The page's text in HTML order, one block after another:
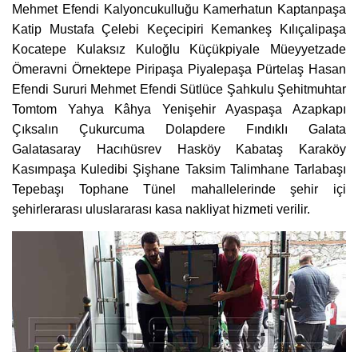
Mehmet Efendi Kalyoncukulluğu Kamerhatun Kaptanpaşa
Katip Mustafa Çelebi Keçecipiri Kemankeş Kılıçalipaşa
Kocatepe Kulaksız Kuloğlu Küçükpiyale Müeyyetzade
Ömeravni Örnektepe Piripaşa Piyalepaşa Pürtelaş Hasan
Efendi Sururi Mehmet Efendi Sütlüce Şahkulu Şehitmuhtar
Tomtom Yahya Kâhya Yenişehir Ayaspaşa Azapkapı
Çıksalın Çukurcuma Dolapdere Fındıklı Galata
Galatasaray Hacıhüsrev Hasköy Kabataş Karaköy
Kasımpaşa Kuledibi Şişhane Taksim Talimhane Tarlabaşı
Tepebaşı Tophane Tünel mahallelerinde şehir içi
şehirlerarası uluslararası kasa nakliyat hizmeti verilir.